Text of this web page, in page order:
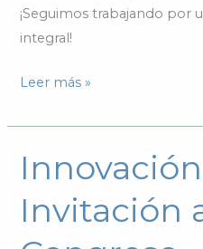
¡Seguimos trabajando por
integral!
Leer más »
Invitación
Innovación
y
Futuro: